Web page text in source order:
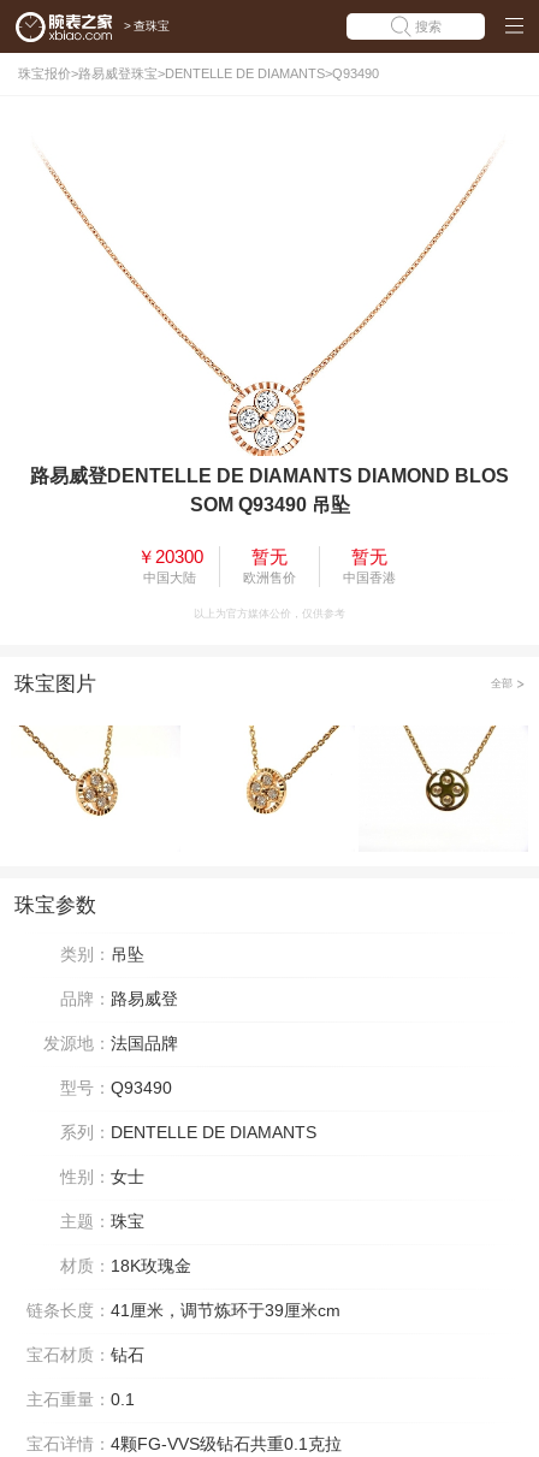
> 查珠宝 搜索
珠宝报价>路易威登珠宝>DENTELLE DE DIAMANTS>Q93490
路易威登DENTELLE DE DIAMANTS DIAMOND BLOS
SOM Q93490 吊坠
￥20300
中国大陆
暂无
欧洲售价
暂无
中国香港
以上为官方媒体公价，仅供参考
珠宝图片 全部
珠宝参数
类别： 吊坠
品牌： 路易威登
发源地： 法国品牌
型号： Q93490
系列： DENTELLE DE DIAMANTS
性别： 女士
主题： 珠宝
材质： 18K玫瑰金
链条长度： 41厘米，调节炼环于39厘米cm
宝石材质： 钻石
主石重量： 0.1
宝石详情： 4颗FG-VVS级钻石共重0.1克拉